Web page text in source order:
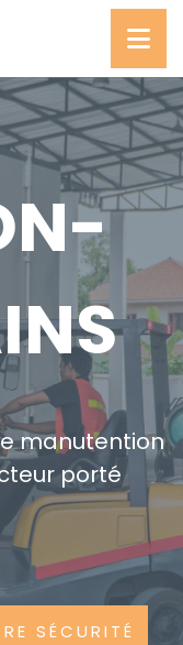
manutention
porté
SÉCURITÉ